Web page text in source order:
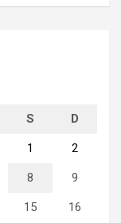
S D
1 2
8 9
15 16